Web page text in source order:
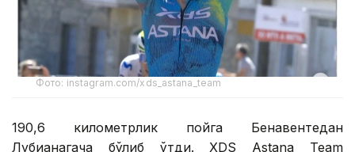
Фото: instagram.com/xds_astana_team
190,6 километрлик пойга Бенавентедан
Лубианагача бўлиб ўтди. XDS Astana Team